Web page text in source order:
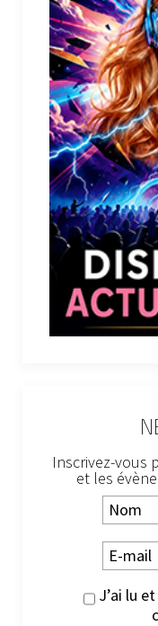
Inscrivez-vous
et les
J’ai lu et